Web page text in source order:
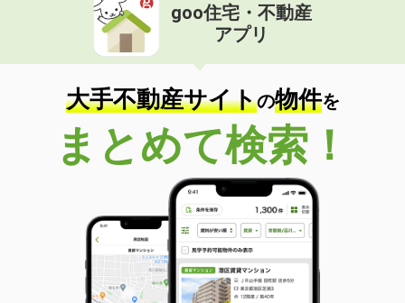
goo住宅・不動産
アプリ
大手不動産サイトの物件を
まとめて検索！